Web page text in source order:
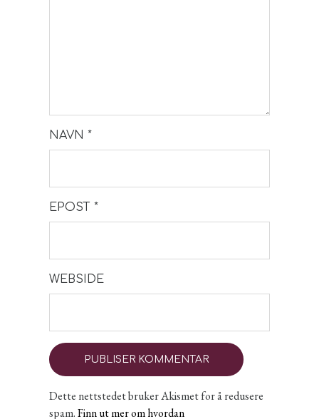
NAVN *
EPOST *
WEBSIDE
Dette nettstedet bruker Akismet for å redusere
spam.Finn ut mer om hvordan